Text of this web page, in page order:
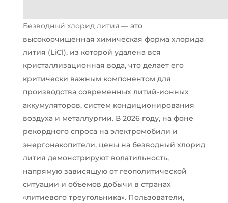
Безводный хлорид лития — это
высокоочищенная химическая форма хлорида
лития (LiCl), из которой удалена вся
кристаллизационная вода, что делает его
критически важным компонентом для
производства современных литий-ионных
аккумуляторов, систем кондиционирования
воздуха и металлургии. В 2026 году, на фоне
рекордного спроса на электромобили и
энергонакопители, цены на безводный хлорид
лития демонстрируют волатильность,
напрямую зависящую от геополитической
ситуации и объемов добычи в странах
«литиевого треугольника». Пользователи,